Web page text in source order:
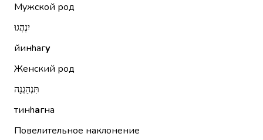
Мужской род
יִנְהֲגוּ
йинhагу
Женский род
תִּנְהַגְנָה
тинhагна
Повелительное наклонение